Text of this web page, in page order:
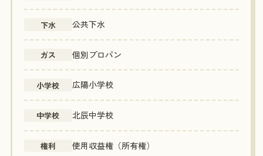
下水 公共下水
ガス 個別プロパン
小学校 広陽小学校
中学校 北辰中学校
権利 使用収益権（所有権）